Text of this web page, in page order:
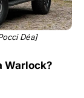
Déa]
Warlock?